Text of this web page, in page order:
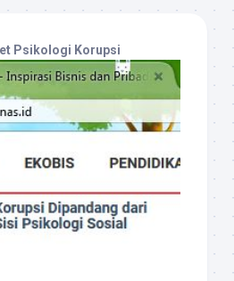
Psikologi Korupsi